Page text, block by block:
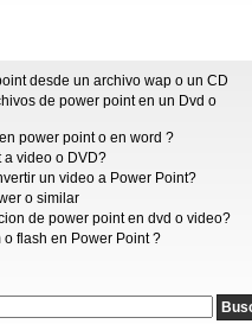
desde un archivo wap o un CD
de power point en un Dvd o
power point o en word ?
a video o DVD?
un video a Power Point?
o similar
de power point en dvd o video?
flash en Power Point ?